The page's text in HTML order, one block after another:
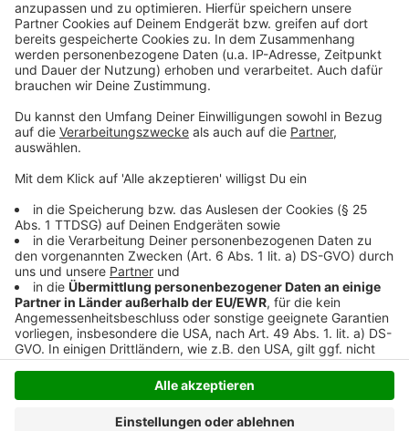
Anzeige
Die Kleidung sollte umgehend gewechselt und bei 60
Grad gewaschen werden. Auch Autos, die in der Nähe
eines befallenen Baums standen, sollten sorgfältig
innen und außen gereinigt werden.
(dpa)
Anzeige
Anzeige